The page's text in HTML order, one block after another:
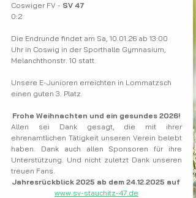
Coswiger FV - SV 47
0:2
Die Endrunde findet am Sa, 10.01.26 ab 13:00
Uhr in Coswig in der Sporthalle Gymnasium,
Melanchthonstr. 10 statt.
Unsere E-Junioren erreichten in Lommatzsch
einen guten 3. Platz.
Frohe Weihnachten und ein gesundes 2026!
Allen sei Dank gesagt, die mit ihrer
ehrenamtlichen Tätigkeit unseren Verein belebt
haben. Dank auch allen Sponsoren für ihre
Unterstützung. Und nicht zuletzt Dank unseren
treuen Fans.
Jahresrückblick 2025 ab dem 24.12.2025 auf
www.sv-stauchitz-47.de